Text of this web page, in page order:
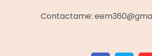
Contactame: